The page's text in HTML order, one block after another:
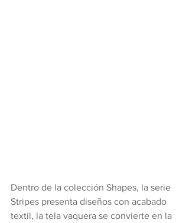
Dentro de la colección Shapes, la serie
Stripes presenta diseños con acabado
textil, la tela vaquera se convierte en la